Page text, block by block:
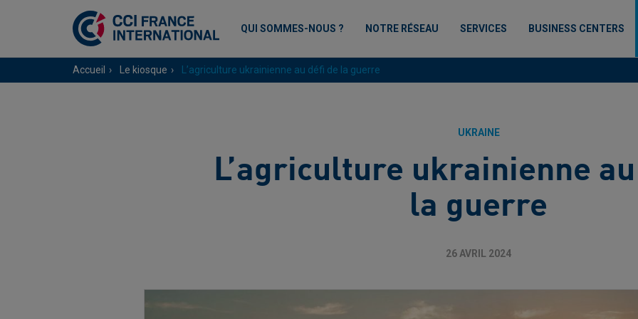
QUI SOMMES-NOUS ? NOTRE RÉSEAU SERVICES BUSINESS CENTERS
Accueil Le kiosque L’agriculture ukrainienne au défi de la guerre
UKRAINE
L’agriculture ukrainienne
la guerre
26 AVRIL 2024